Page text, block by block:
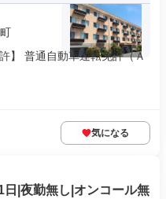
】 普通自動車運転免許（Ａ
気になる
|夜勤無し|オンコール無